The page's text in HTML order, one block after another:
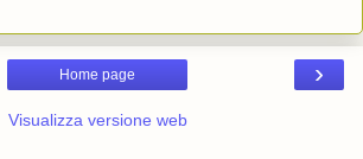
›
Home page
Visualizza versione web